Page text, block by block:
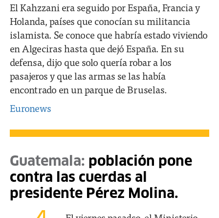
El Kahzzani era seguido por España, Francia y
Holanda, países que conocían su militancia
islamista. Se conoce que habría estado viviendo
en Algeciras hasta que dejó España. En su
defensa, dijo que solo quería robar a los
pasajeros y que las armas se las había
encontrado en un parque de Bruselas.
Euronews
Guatemala: población pone
contra las cuerdas al
presidente Pérez Molina.